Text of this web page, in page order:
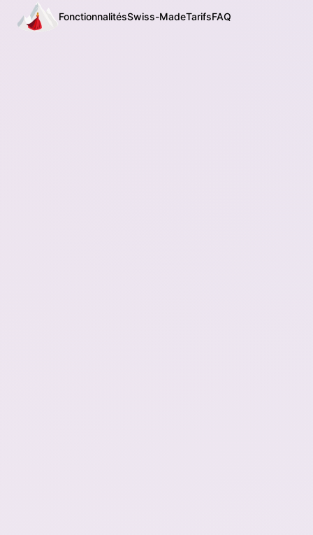
FonctionnalitésSwiss-MadeTarifsFAQ